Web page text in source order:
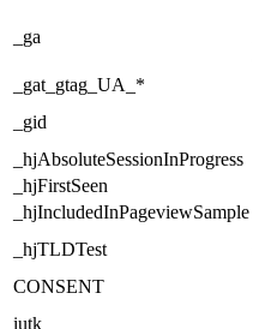
_ga
_gat_gtag_UA_*
_gid
_hjAbsoluteSessionInProgress
_hjFirstSeen
_hjIncludedInPageviewSample
_hjTLDTest
CONSENT
iutk